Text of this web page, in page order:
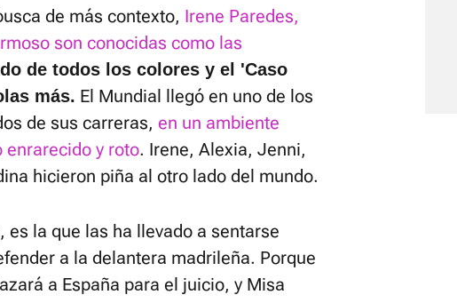
de más contexto, Irene Paredes,
son conocidas como las
de todos los colores y el 'Caso
más. El Mundial llegó en uno de los
de sus carreras, en un ambiente
enrarecido y roto. Irene, Alexia, Jenni,
hicieron piña al otro lado del mundo.
es la que las ha llevado a sentarse
a la delantera madrileña. Porque
a España para el juicio, y Misa